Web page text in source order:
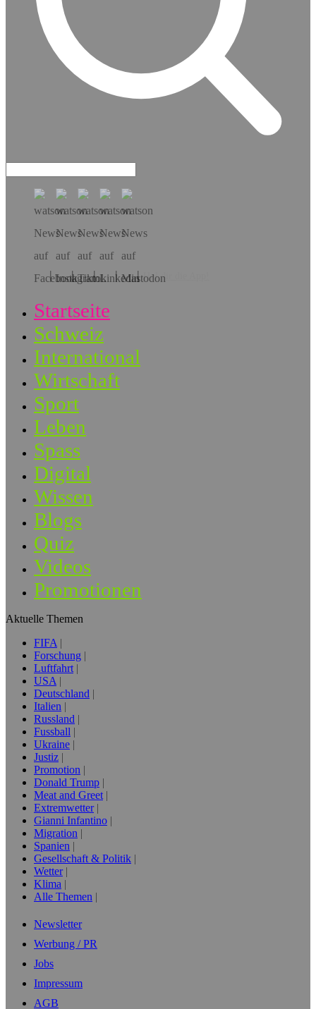
Hol dir die App!
Startseite
Schweiz
International
Wirtschaft
Sport
Leben
Spass
Digital
Wissen
Blogs
Quiz
Videos
Promotionen
Aktuelle Themen
FIFA
Forschung
Luftfahrt
USA
Deutschland
Italien
Russland
Fussball
Ukraine
Justiz
Promotion
Donald Trump
Meat and Greet
Extremwetter
Gianni Infantino
Migration
Spanien
Gesellschaft & Politik
Wetter
Klima
Alle Themen
Newsletter
Werbung / PR
Jobs
Impressum
AGB